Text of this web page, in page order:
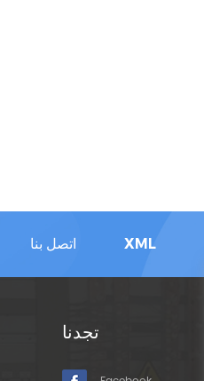
اتصل بنا XML
تجدنا